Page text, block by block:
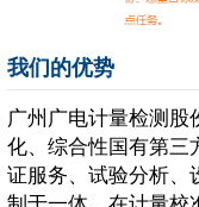
我们的优势
广州广电计量检测股
化、综合性国有第三
证服务、试验分析、